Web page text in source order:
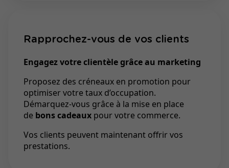
Rapprochez-vous de vos clients
Engagez votre clientèle grâce au marketing
Proposez des créneaux en promotion pour
optimiser votre taux d’occupation.
Démarquez-vous grâce à la mise en place
de bons cadeaux pour votre commerce.
Vos clients peuvent maintenant offrir vos
prestations.